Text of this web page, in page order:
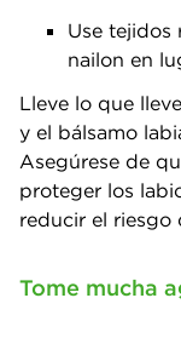
Use tejidos
nailon en
Lleve lo que
y el bálsamo
Asegúrese de
proteger los
reducir el riesgo
Tome mucha